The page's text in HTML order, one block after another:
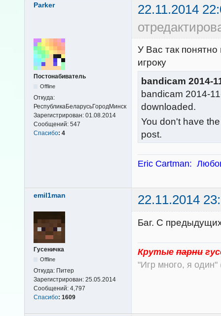
Parker
22.11.2014
Постонабиватель
Offline
Откуда:
РеспубликаБеларусьГородМинск
Зарегистрирован: 01.08.2014
Сообщений: 547
Спасибо: 4
У Вас так понятно
игроку
bandicam 2014-
bandicam 2014-
downloaded.
You don't have
post.
Eric Cartman:
emil1man 22.11.2014
Гусеничка
Offline
Откуда: Питер
Зарегистрирован: 25.05.2014
Сообщений: 4,797
Спасибо: 1609
Баг. С
Крутые парни
"Игр много, я один"